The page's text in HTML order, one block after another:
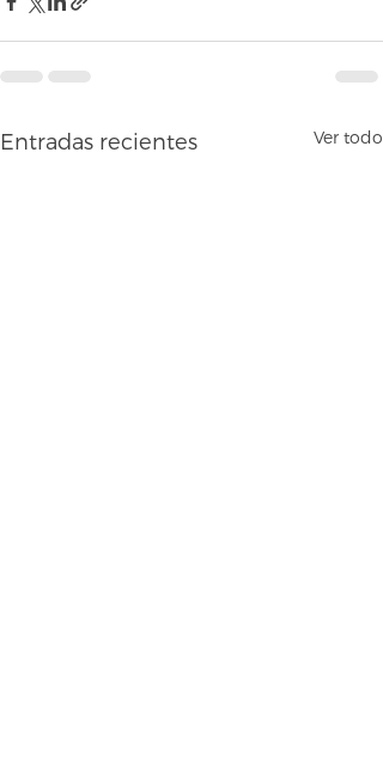
Entradas recientes Ver todo